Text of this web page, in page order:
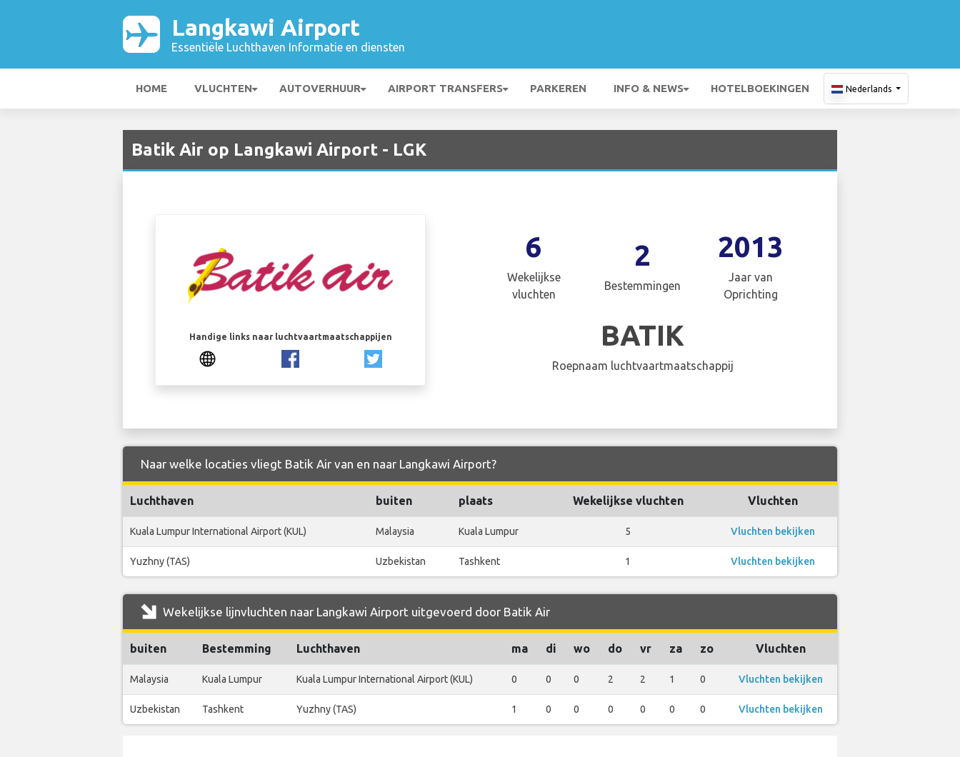
Langkawi Airport
Essentiële Luchthaven Informatie en diensten
HOME VLUCHTEN AUTOVERHUUR AIRPORT TRANSFERS PARKEREN INFO & NEWS HOTELBOEKINGEN Nederlands
Batik Air op Langkawi Airport - LGK
Handige links naar luchtvaartmaatschappijen
6
Wekelijkse
vluchten
2
Bestemmingen
2013
Jaar van
Oprichting
BATIK
Roepnaam luchtvaartmaatschappij
Naar welke locaties vliegt Batik Air van en naar Langkawi Airport?
Luchthaven buiten plaats Wekelijkse vluchten Vluchten
Kuala Lumpur International Airport (KUL) Malaysia Kuala Lumpur 5 Vluchten bekijken
Yuzhny (TAS) Uzbekistan Tashkent 1 Vluchten bekijken
Wekelijkse lijnvluchten naar Langkawi Airport uitgevoerd door Batik Air
buiten Bestemming Luchthaven ma di wo do vr za zo Vluchten
Malaysia Kuala Lumpur Kuala Lumpur International Airport (KUL) 0 0 0 2 2 1 0 Vluchten bekijken
Uzbekistan Tashkent Yuzhny (TAS) 1 0 0 0 0 0 0 Vluchten bekijken